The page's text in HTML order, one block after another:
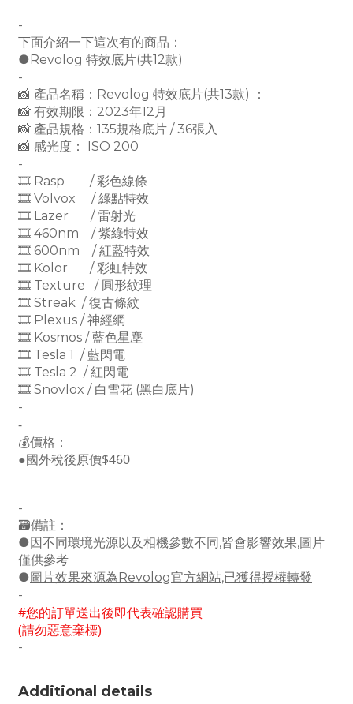
-
下面介紹一下這次有的商品：
●Revolog 特效底片(共12款)
-
📸 產品名稱：Revolog 特效底片(共13款) ：
📸 有效期限：2023年12月
📸 產品規格：135規格底片 / 36張入
📸 感光度： ISO 200
-
🎞 Rasp / 彩色線條
🎞 Volvox / 綠點特效
🎞 Lazer / 雷射光
🎞 460nm / 紫綠特效
🎞 600nm / 紅藍特效
🎞 Kolor / 彩虹特效
🎞 Texture / 圓形紋理
🎞 Streak / 復古條紋
🎞 Plexus / 神經網
🎞 Kosmos / 藍色星塵
🎞 Tesla 1 / 藍閃電
🎞 Tesla 2 / 紅閃電
🎞 Snovlox / 白雪花 (黑白底片)
-
-
💰價格：
●國外稅後原價$460
-
🗃備註：
●因不同環境光源以及相機參數不同,皆會影響效果,圖片
僅供參考
●圖片效果來源為Revolog官方網站,已獲得授權轉發
-
#您的訂單送出後即代表確認購買
(請勿惡意棄標)
-
Additional details